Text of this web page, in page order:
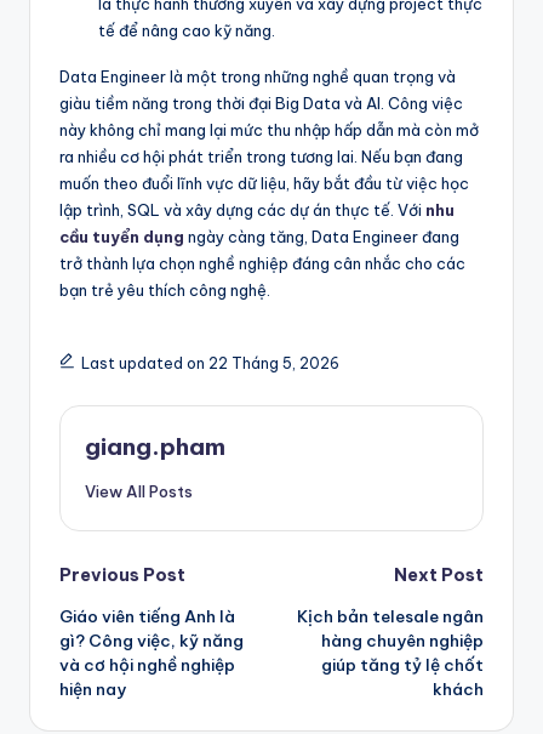
tế để nâng cao kỹ năng.
Data Engineer là một trong những nghề quan trọng và
giàu tiềm năng trong thời đại Big Data và AI. Công việc
này không chỉ mang lại mức thu nhập hấp dẫn mà còn mở
ra nhiều cơ hội phát triển trong tương lai. Nếu bạn đang
muốn theo đuổi lĩnh vực dữ liệu, hãy bắt đầu từ việc học
lập trình, SQL và xây dựng các dự án thực tế. Với nhu
cầu tuyển dụng ngày càng tăng, Data Engineer đang
trở thành lựa chọn nghề nghiệp đáng cân nhắc cho các
bạn trẻ yêu thích công nghệ.
Last updated on 22 Tháng 5, 2026
giang.pham
View All Posts
Post
navigation
Previous Post
Giáo viên tiếng Anh là
gì? Công việc, kỹ năng
và cơ hội nghề nghiệp
hiện nay
Next Post
Kịch bản telesale ngân
hàng chuyên nghiệp
giúp tăng tỷ lệ chốt
khách